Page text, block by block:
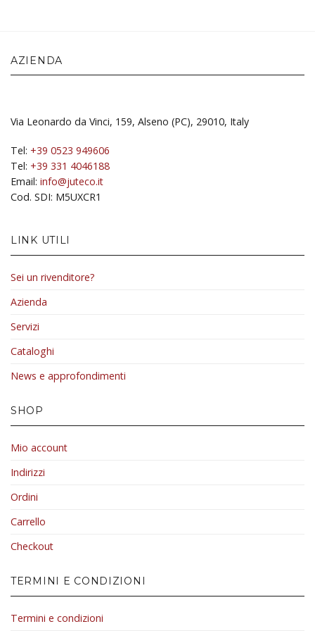
AZIENDA
Via Leonardo da Vinci, 159, Alseno (PC), 29010, Italy
Tel: +39 0523 949606
Tel: +39 331 4046188
Email: info@juteco.it
Cod. SDI: M5UXCR1
LINK UTILI
Sei un rivenditore?
Azienda
Servizi
Cataloghi
News e approfondimenti
SHOP
Mio account
Indirizzi
Ordini
Carrello
Checkout
TERMINI E CONDIZIONI
Termini e condizioni